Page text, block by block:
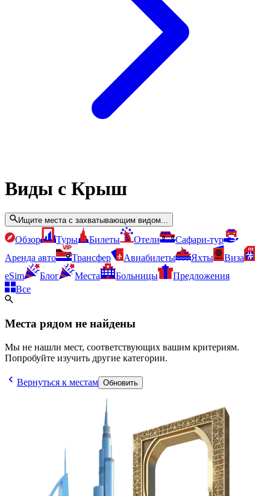
Виды с Крыш
Ищите места с захватывающим видом...
Обзор Туры Билеты Отели
Сафари-тур
Аренда авто
Трансфер Авиабилеты Яхты
Виза
eSim
Блог Места Больницы
Предложения
Все
Места рядом не найдены
Мы не нашли мест, соответствующих вашим критериям.
Попробуйте изучить другие категории.
Вернуться к местам Обновить